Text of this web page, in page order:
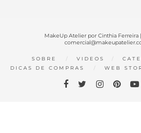
MakeUp Atelier por Cinthia Ferreira
SOBRE VIDEOS
DICAS DE COMPRAS
WEB